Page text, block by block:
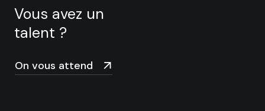
Vous avez un
talent ?
On vous attend